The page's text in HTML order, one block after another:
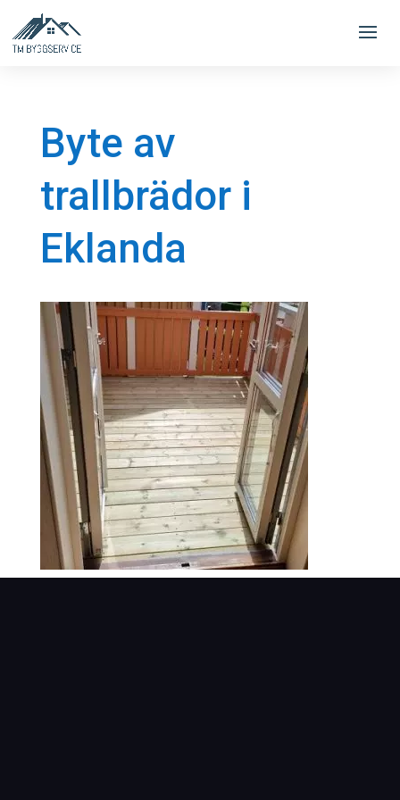
Byte av
trallbrädor i
Eklanda